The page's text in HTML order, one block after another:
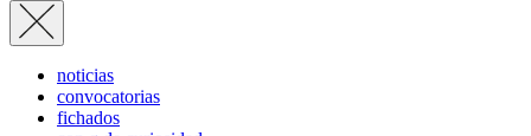
noticias
convocatorias
fichados